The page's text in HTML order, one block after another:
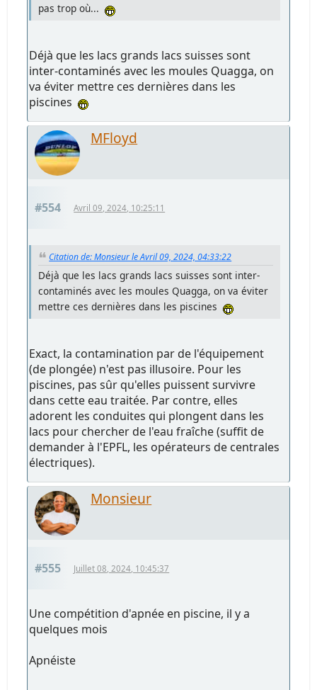
pas trop où...
Déjà que les lacs grands lacs suisses sont
inter-contaminés avec les moules Quagga, on
va éviter mettre ces dernières dans les
piscines
MFloyd
#554 Avril 09, 2024, 10:25:11
Citation de: Monsieur le Avril 09, 2024, 04:33:22
Déjà que les lacs grands lacs suisses sont inter-
contaminés avec les moules Quagga, on va éviter
mettre ces dernières dans les piscines
Exact, la contamination par de l'équipement
(de plongée) n'est pas illusoire. Pour les
piscines, pas sûr qu'elles puissent survivre
dans cette eau traitée. Par contre, elles
adorent les conduites qui plongent dans les
lacs pour chercher de l'eau fraîche (suffit de
demander à l'EPFL, les opérateurs de centrales
électriques).
Monsieur
#555 Juillet 08, 2024, 10:45:37
Une compétition d'apnée en piscine, il y a
quelques mois
Apnéiste